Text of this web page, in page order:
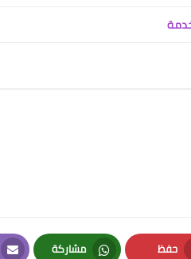
حفظ مشاركة